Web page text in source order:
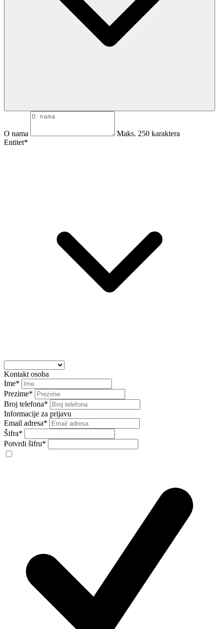
O nama
Maks. 250 karaktera
Entitet*
Kontakt osoba
Ime*
Prezime*
Broj telefona*
Informacije za prijavu
Email adresa*
Šifra*
Potvrdi šifru*